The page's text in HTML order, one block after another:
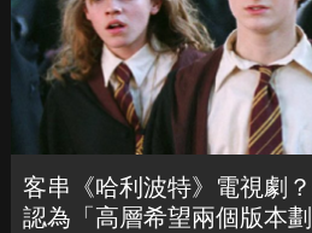
客串《哈利波特》電視劇
認為「高層希望兩個版本劃